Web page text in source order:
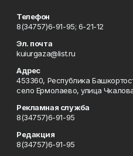
Телефон
8(34757)6-91-95; 6-21-12
Эл. почта
kuiurgaza@list.ru
Адрес
453360, Республика
село Ермолаево, улица
Рекламная служба
8(34757)6-91-95
Редакция
8(34757)6-91-95